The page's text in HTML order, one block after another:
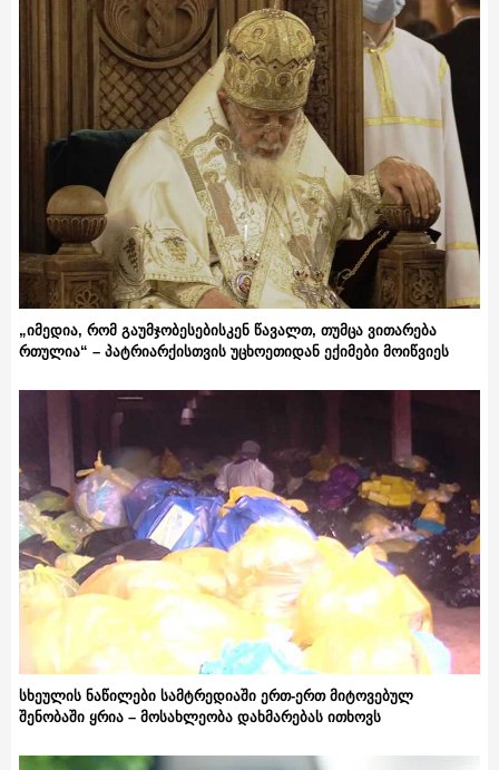
„იმედია, რომ გაუმჯობესებისკენ წავალთ, თუმცა ვითარება
რთულია“ – პატრიარქისთვის უცხოეთიდან ექიმები მოიწვიეს
სხეულის ნაწილები სამტრედიაში ერთ-ერთ მიტოვებულ
შენობაში ყრია – მოსახლეობა დახმარებას ითხოვს